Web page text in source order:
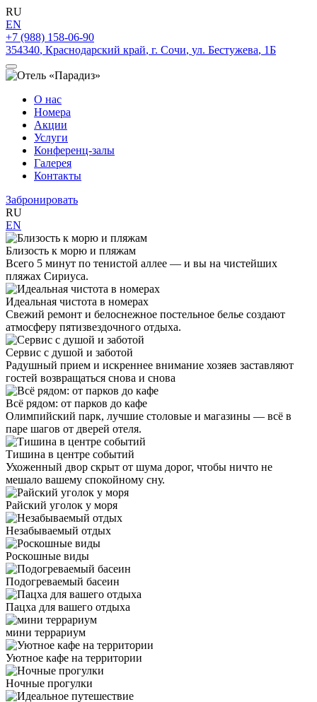
RU
EN
+7 (988) 158-06-90
354340, Краснодарский край, г. Сочи, ул. Бестужева, 1Б
О нас
Номера
Акции
Услуги
Конференц-залы
Галерея
Контакты
Забронировать
RU
EN
Близость к морю и пляжам
Всего 5 минут по тенистой аллее — и вы на чистейших
пляжах Сириуса.
Идеальная чистота в номерах
Свежий ремонт и белоснежное постельное белье создают
атмосферу пятизвездочного отдыха.
Сервис с душой и заботой
Радушный прием и искреннее внимание хозяев заставляют
гостей возвращаться снова и снова
Всё рядом: от парков до кафе
Олимпийский парк, лучшие столовые и магазины — всё в
паре шагов от дверей отеля.
Тишина в центре событий
Ухоженный двор скрыт от шума дорог, чтобы ничто не
мешало вашему спокойному сну.
Райский уголок у моря
Незабываемый отдых
Роскошные виды
Подогреваемый басеин
Пацха для вашего отдыха
мини террариум
Уютное кафе на территории
Ночные прогулки